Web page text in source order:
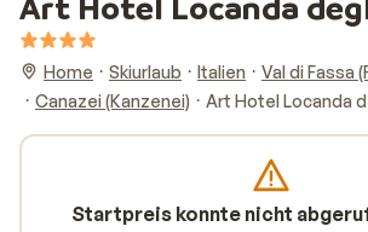
Home Skiurlaub Italien
Val di Fassa
Canazei (Kanzenei)
Art Hotel Locanda
Startpreis konnte nicht